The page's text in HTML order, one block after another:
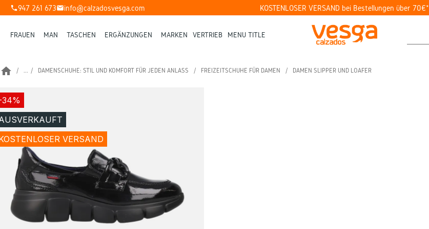
phone947 261 673mailinfo@calzadosvesga.com KOSTENLOSER VERSAND bei Bestellungen über 70€*
FRAUEN MAN TASCHEN ERGÄNZUNGEN MARKEN VERTRIEB MENU TITLE
home ... DAMENSCHUHE: STIL UND KOMFORT FÜR JEDEN ANLASS FREIZEITSCHUHE FÜR DAMEN DAMEN SLIPPER UND LOAFER
VERSAND